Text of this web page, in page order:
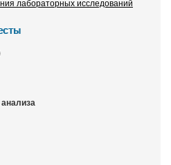
лабораторных исследований
анализа